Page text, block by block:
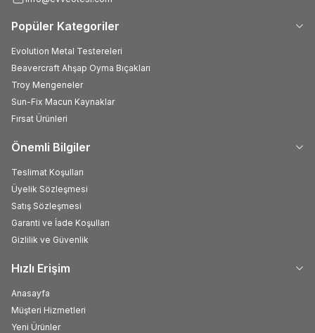
Popüler Kategoriler
Evolution Metal Testereleri
Beavercraft Ahşap Oyma Bıçakları
Troy Mengeneler
Sun-Fix Macun Kaynaklar
Fırsat Ürünleri
Önemli Bilgiler
Teslimat Koşulları
Üyelik Sözleşmesi
Satış Sözleşmesi
Garanti ve İade Koşulları
Gizlilik ve Güvenlik
Hızlı Erişim
Anasayfa
Müşteri Hizmetleri
Yeni Ürünler